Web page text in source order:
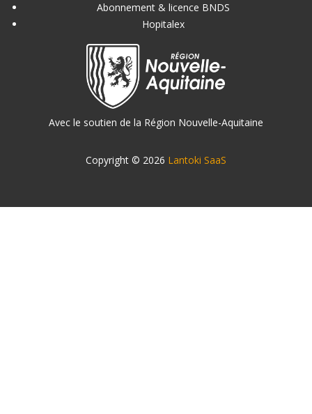
Abonnement & licence BNDS
Hopitalex
Avec le soutien de la Région Nouvelle-Aquitaine
Copyright © 2026 Lantoki SaaS